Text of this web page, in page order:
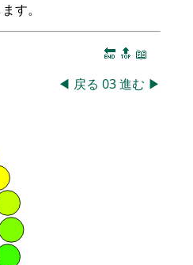
す。
🔚 🔝 📖
◀ 戻る 03進む ▶